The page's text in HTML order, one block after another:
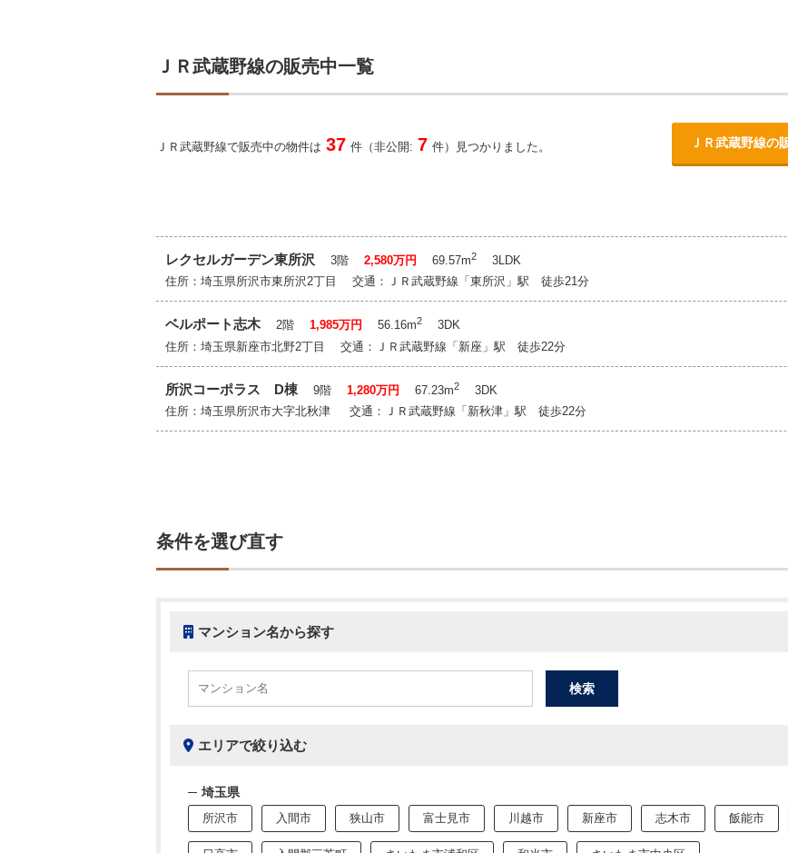
ＪＲ武蔵野線の販売中一覧
ＪＲ武蔵野線で販売中の物件は 37 件（非公開: 7 件）見つかりました。 ＪＲ武蔵野線の
レクセルガーデン東所沢 3階 2,580万円 69.57m2
3LDK
住所：埼玉県所沢市東所沢2丁目 交通：ＪＲ武蔵野線「東所沢」駅 徒歩21分
ベルポート志木2階 1,985万円 56.16m2
3DK
住所：埼玉県新座市北野2丁目 交通：ＪＲ武蔵野線「新座」駅 徒歩22分
所沢コーポラス D棟 9階 1,280万円 67.23m2
3DK
住所：埼玉県所沢市大字北秋津 交通：ＪＲ武蔵野線「新秋津」駅 徒歩22分
条件を選び直す
マンション名から探す
エリアで絞り込む
埼玉県
所沢市 入間市 狭山市 富士見市 川越市 新座市 志木市 飯能市